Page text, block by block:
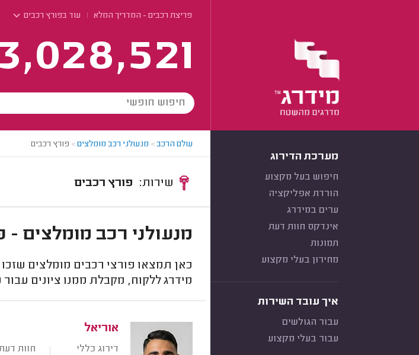
פריצת רכבים - המדריך המלא עוד בפורץ רכבים
מערכת הדירוג
חיפוש בעל מקצוע
הורדת אפליקציה
ערים במידרג
אינדקס חוות דעת
תמונות
מחירון בעלי מקצוע
איך עובד השירות
עבור הגולשים
עבור בעלי מקצוע
עולם הרכב> מנעולני רכב מומלצים> פורץ רכבים
פורץ רכבים
מנעולני רכב מומלצים
כאן תמצאו פורצי רכבים מומלצים
מידרג ללקוח, מקבלת ממנו ציונים
אוריאל
דירוג כללי חוות